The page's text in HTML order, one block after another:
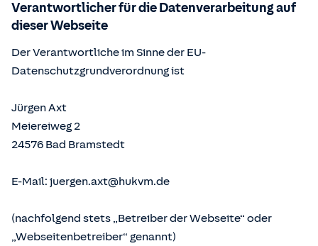
Verantwortlicher für die Datenverarbeitung auf
dieser Webseite
Der Verantwortliche im Sinne der EU-
Datenschutzgrundverordnung ist
Jürgen Axt
Meiereiweg 2
24576 Bad Bramstedt
E-Mail: juergen.axt@hukvm.de
(nachfolgend stets „Betreiber der Webseite“ oder
„Webseitenbetreiber“ genannt)